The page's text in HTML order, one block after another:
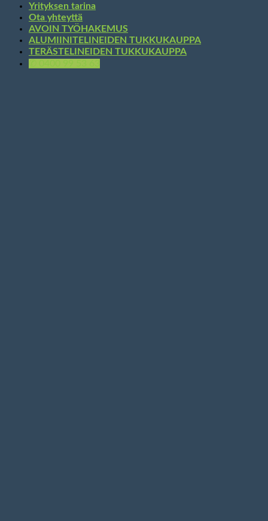
Yrityksen tarina
Ota yhteyttä
AVOIN TYÖHAKEMUS
ALUMIINITELINEIDEN TUKKUKAUPPA
TERÄSTELINEIDEN TUKKUKAUPPA